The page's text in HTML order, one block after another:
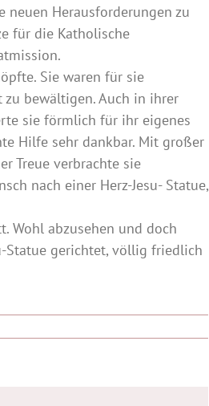
Herausforderungen zu
für die Katholische
Sie waren für sie
bewältigen. Auch in ihrer
sie förmlich für ihr eigenes
Hilfe sehr dankbar. Mit großer
Treue verbrachte sie
nach einer Herz-Jesu- Statue,
Wohl abzusehen und doch
Statue gerichtet, völlig friedlich